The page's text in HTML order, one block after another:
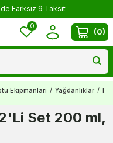
Farksız 9 Taksit
0
(0)
Ekipmanları / Yağdanlıklar /
Set 200 ml,